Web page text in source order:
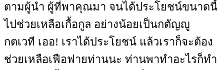
ตามผู้นำ ผู้ที่พาคุณมา จนได้ประโยชน์ขนาดนี้
ไปช่วยเหลือเกื้อกูล อย่างน้อยเป็นกตัญญู
กตเวที เออ! เราได้ประโยชน์ แล้วเราก็จะต้อง
ช่วยเหลือเฟือฟายท่านนะ ท่านพาทำอะไรก็ทำ